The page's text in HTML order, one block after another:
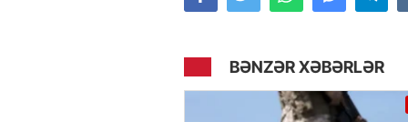
BƏNZƏR XƏBƏRLƏR